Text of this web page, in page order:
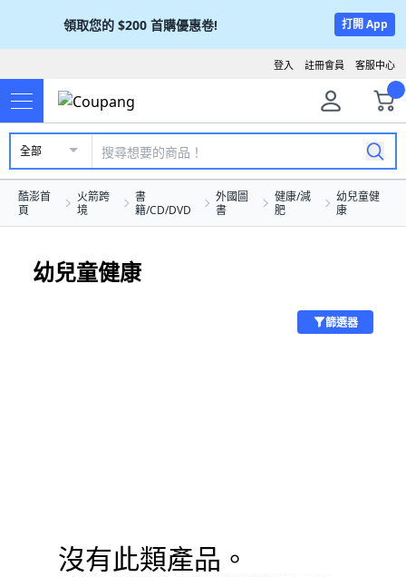
領取您的 $200 首購優惠卷! 打開 App
客服中心
註冊會員
登入
全部
酷澎首
頁
火箭跨
境
書
籍/CD/DVD
外國圖
書
健康/減
肥
幼兒童健
康
幼兒童健康
篩選器
沒有此類產品。